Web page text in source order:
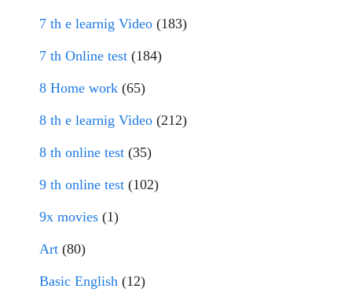
7 th e learnig Video (183)
7 th Online test (184)
8 Home work (65)
8 th e learnig Video (212)
8 th online test (35)
9 th online test (102)
9x movies (1)
Art (80)
Basic English (12)